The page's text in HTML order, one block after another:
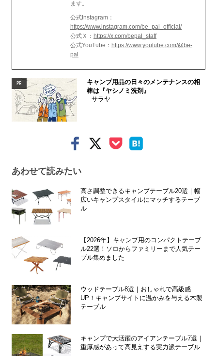
ます。
公式Instagram：
https://www.instagram.com/be_pal_official/
公式Ｘ： https://x.com/bepal_staff
公式YouTube： https://www.youtube.com/@be-
pal
PR
キャンプ用品の日々のメンテナンスの相
棒は『ヤシノミ洗剤』
サラヤ
あわせて読みたい
高さ調整できるキャンプテーブル20選｜幅
広いキャンプスタイルにマッチするテーブ
ル
【2026年】キャンプ用のコンパクトテーブ
ル22選！ソロからファミリーまで人気テー
ブル集めました
ウッドテーブル8選｜おしゃれで高級感
UP！キャンプサイトに温かみを与える木製
テーブル
キャンプで大活躍のアイアンテーブル7選｜
重厚感があって高見えする実力派テーブル